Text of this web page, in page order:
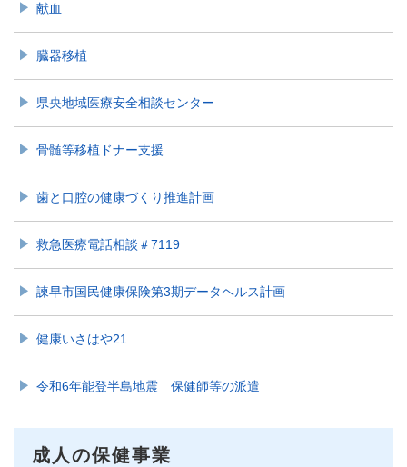
献血
臓器移植
県央地域医療安全相談センター
骨髄等移植ドナー支援
歯と口腔の健康づくり推進計画
救急医療電話相談＃7119
諫早市国民健康保険第3期データヘルス計画
健康いさはや21
令和6年能登半島地震 保健師等の派遣
成人の保健事業